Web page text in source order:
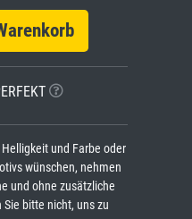
und Farbe oder
wünschen, nehmen
und ohne zusätzliche
Sie bitte nicht, uns zu